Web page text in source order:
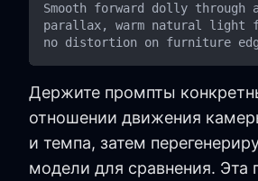
Smooth forward dolly
parallax, warm natural light
Держите промпты
отношении движения
и темпа, затем
модели для сравнения. Эта